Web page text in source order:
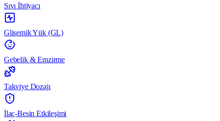
Sıvı İhtiyacı
Glisemik Yük (GL)
Gebelik & Emzirme
Takviye Dozajı
İlaç-Besin Etkileşimi